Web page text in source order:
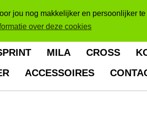
jou nog makkelijker en persoonlijker
over deze cookies
MILA CROSS
ACCESSOIRES